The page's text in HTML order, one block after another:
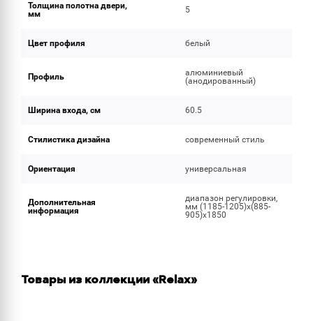
Толщина полотна двери,
мм
5
Цвет профиля белый
Профиль
алюминиевый
(анодированный)
Ширина входа, см 60.5
Стилистика дизайна современный стиль
Ориентация универсальная
Дополнительная
информация
диапазон регулировки,
мм (1185-1205)х(885-
905)х1850
Товары из коллекции «Relax»